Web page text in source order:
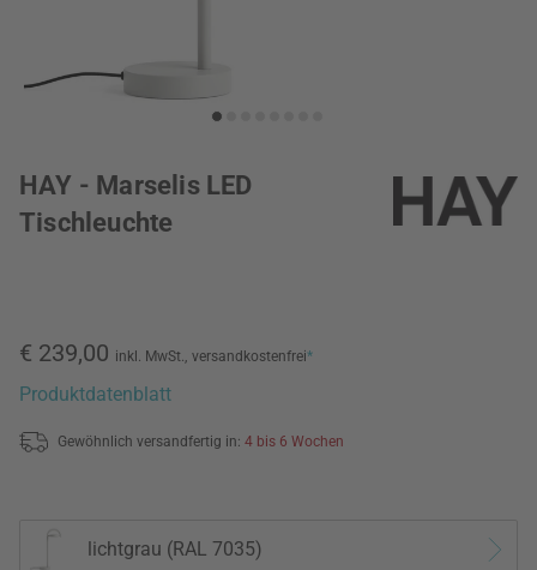
HAY - Marselis LED
Tischleuchte
€ 239,00 inkl. MwSt., versandkostenfrei*
Produktdatenblatt
Gewöhnlich versandfertig in: 4 bis 6 Wochen
lichtgrau (RAL 7035)